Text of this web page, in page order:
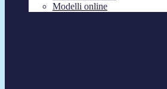
Modelli online